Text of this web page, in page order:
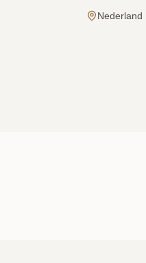
Nederland